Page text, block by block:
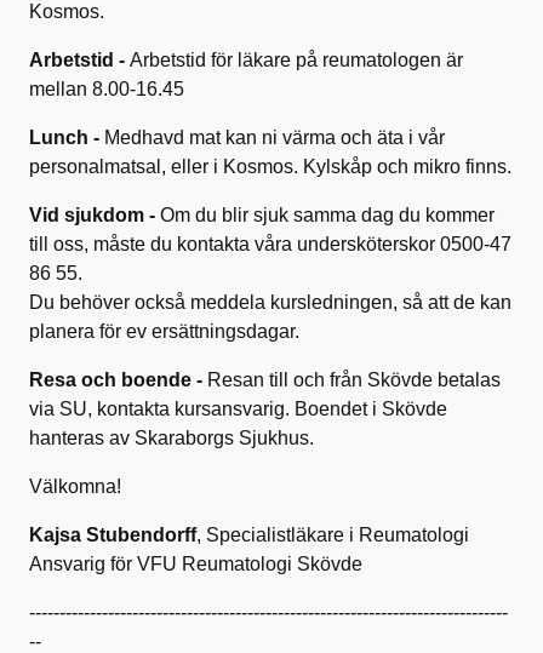
Kosmos.
Arbetstid - Arbetstid för läkare på reumatologen är
mellan 8.00-16.45
Lunch - Medhavd mat kan ni värma och äta i vår
personalmatsal, eller i Kosmos. Kylskåp och mikro finns.
Vid sjukdom - Om du blir sjuk samma dag du kommer
till oss, måste du kontakta våra undersköterskor 0500-47
86 55.
Du behöver också meddela kursledningen, så att de kan
planera för ev ersättningsdagar.
Resa och boende - Resan till och från Skövde betalas
via SU, kontakta kursansvarig. Boendet i Skövde
hanteras av Skaraborgs Sjukhus.
Välkomna!
Kajsa Stubendorff, Specialistläkare i Reumatologi
Ansvarig för VFU Reumatologi Skövde
-------------------------------------------------------------------------------
--